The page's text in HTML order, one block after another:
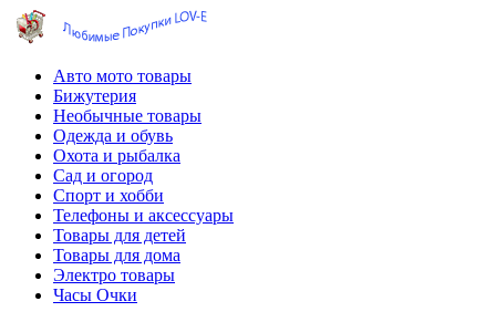
Авто мото товары
Бижутерия
Необычные товары
Одежда и обувь
Охота и рыбалка
Сад и огород
Спорт и хобби
Телефоны и аксессуары
Товары для детей
Товары для дома
Электро товары
Часы Очки